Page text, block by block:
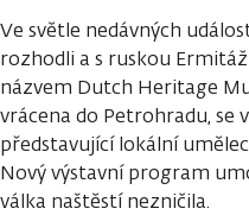
Ve světle nedávných
rozhodli a s ruskou
názvem Dutch Heritage
vrácena do Petrohradu, se
představující lokální
Nový výstavní program
válka naštěstí nezničila.